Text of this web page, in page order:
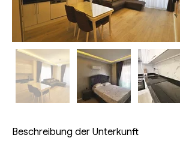
Beschreibung der Unterkunft